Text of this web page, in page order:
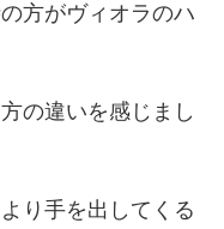
方がヴィオラのハ
の違いを感じまし
り手を出してくる